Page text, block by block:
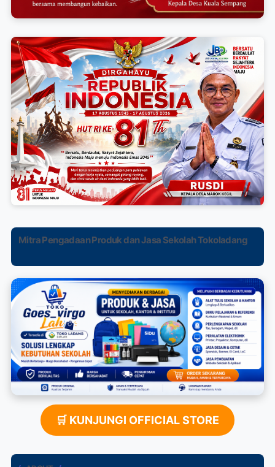
Mitra Pengadaan Produk dan Jasa Sekolah Tokoladang
🛒 KUNJUNGI OFFICIAL STORE